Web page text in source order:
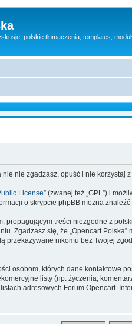
polskie tłumaczenia, templates,
nie zgadzasz, opuść i nie korzystaj
License” (zwanej też „GPL”) i
o skrypcie phpBB można znaleźć
treści niezgodne z
Zgadzasz się, że „Opencart
nikomu bez Twojej
osobom, których dane
listy (np. życzenia,
adresowych Forum Opencart.